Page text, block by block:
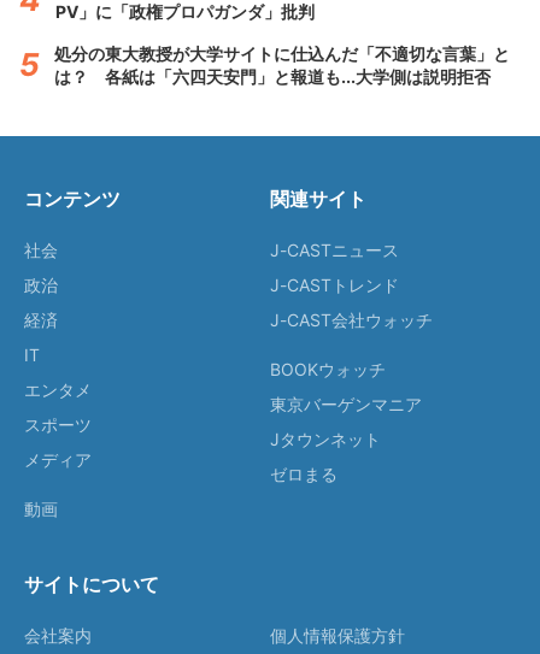
PV」に「政権プロパガンダ」批判
処分の東大教授が大学サイトに仕込んだ「不適切な言葉」と
は？ 各紙は「六四天安門」と報道も...大学側は説明拒否
コンテンツ
社会
政治
経済
IT
エンタメ
スポーツ
メディア
動画
関連サイト
J-CASTニュース
J-CASTトレンド
J-CAST会社ウォッチ
BOOKウォッチ
東京バーゲンマニア
Jタウンネット
ゼロまる
サイトについて
会社案内 個人情報保護方針